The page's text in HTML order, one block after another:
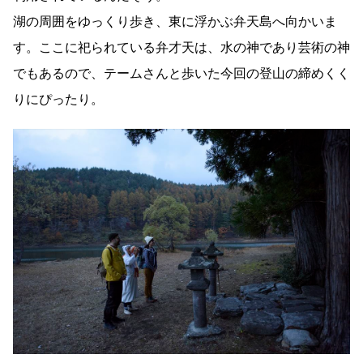
湖の周囲をゆっくり歩き、東に浮かぶ弁天島へ向かいま
す。ここに祀られている弁才天は、水の神であり芸術の神
でもあるので、テームさんと歩いた今回の登山の締めくく
りにぴったり。